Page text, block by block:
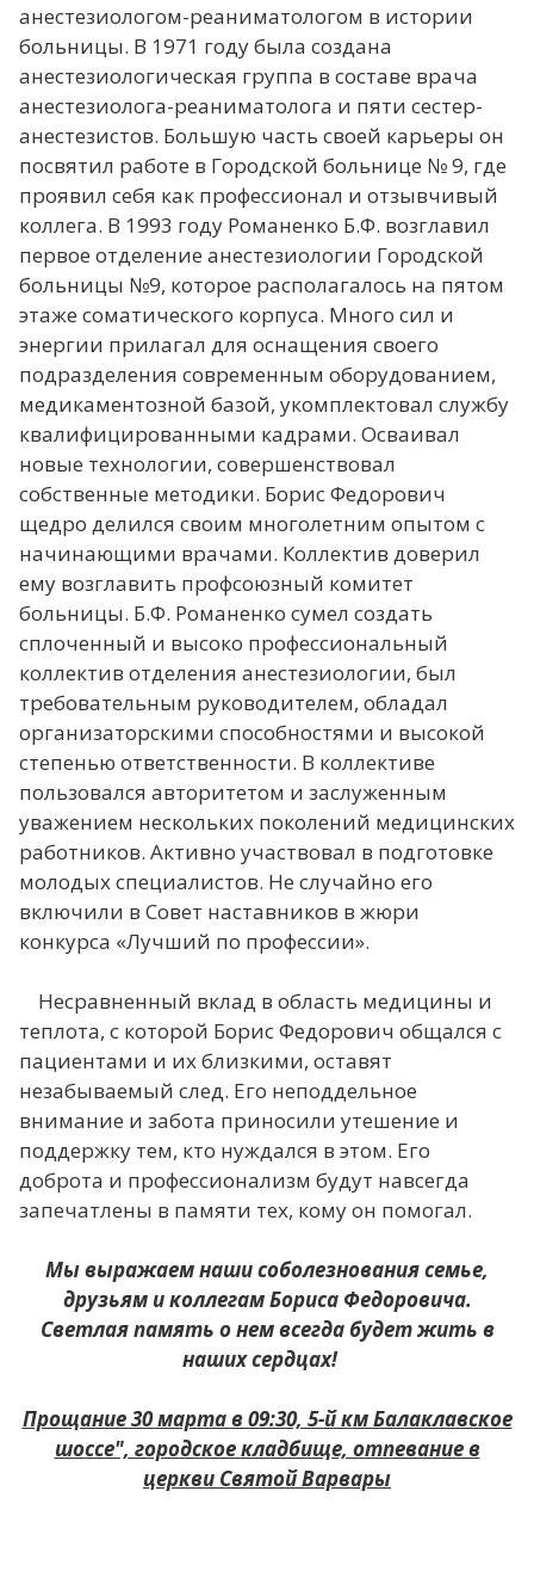
анестезиологом-реаниматологом в истории
больницы. В 1971 году была создана
анестезиологическая группа в составе врача
анестезиолога-реаниматолога и пяти сестер-
анестезистов. Большую часть своей карьеры он
посвятил работе в Городской больнице № 9, где
проявил себя как профессионал и отзывчивый
коллега. В 1993 году Романенко Б.Ф. возглавил
первое отделение анестезиологии Городской
больницы №9, которое располагалось на пятом
этаже соматического корпуса. Много сил и
энергии прилагал для оснащения своего
подразделения современным оборудованием,
медикаментозной базой, укомплектовал службу
квалифицированными кадрами. Осваивал
новые технологии, совершенствовал
собственные методики. Борис Федорович
щедро делился своим многолетним опытом с
начинающими врачами. Коллектив доверил
ему возглавить профсоюзный комитет
больницы. Б.Ф. Романенко сумел создать
сплоченный и высоко профессиональный
коллектив отделения анестезиологии, был
требовательным руководителем, обладал
организаторскими способностями и высокой
степенью ответственности. В коллективе
пользовался авторитетом и заслуженным
уважением нескольких поколений медицинских
работников. Активно участвовал в подготовке
молодых специалистов. Не случайно его
включили в Совет наставников в жюри
конкурса «Лучший по профессии».
Несравненный вклад в область медицины и
теплота, с которой Борис Федорович общался с
пациентами и их близкими, оставят
незабываемый след. Его неподдельное
внимание и забота приносили утешение и
поддержку тем, кто нуждался в этом. Его
доброта и профессионализм будут навсегда
запечатлены в памяти тех, кому он помогал.
Мы выражаем наши соболезнования семье,
друзьям и коллегам Бориса Федоровича.
Светлая память о нем всегда будет жить в
наших сердцах!
Прощание 30 марта в 09:30, 5-й км Балаклавское
шоссе", городское кладбище, отпевание в
церкви Святой Варвары